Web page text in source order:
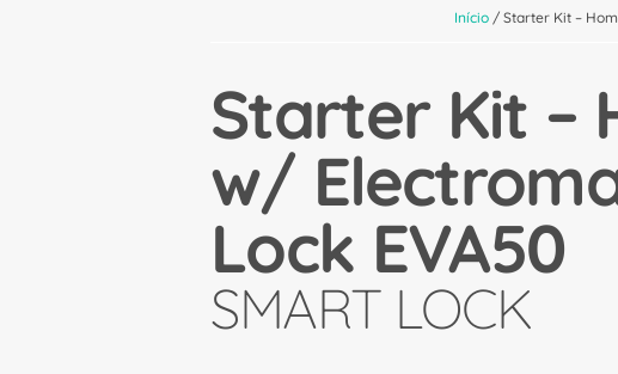
Início / Starter Kit –
Starter Kit –
w/
Lock EVA50
SMART LOCK